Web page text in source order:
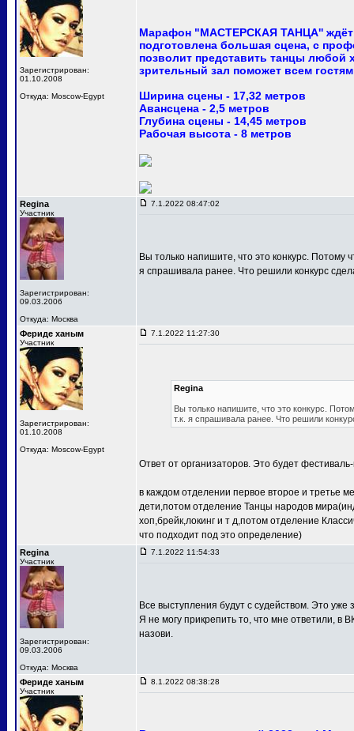
Зарегистрирован:
01.10.2008
Откуда: Moscow-Egypt
Марафон "МАСТЕРСКАЯ ТАНЦА'' ждёт
подготовлена большая сцена, с
позволит представить танцы
зрительный зал поможет всем
Ширина сцены - 17,32 метров
Авансцена - 2,5 метров
Глубина сцены - 14,45 метров
Рабочая высота - 8 метров
Regina
Участник
Зарегистрирован:
09.03.2006
Откуда: Москва
7.1.2022 08:47:02
Вы только напишите, что это конкурс. Потому
я спрашивала ранее. Что решили конкурс
Фериде ханым
Участник
Зарегистрирован:
01.10.2008
Откуда: Moscow-Egypt
7.1.2022 11:27:30
Regina
Вы только напишите, что это конкурс.
т.к. я спрашивала ранее. Что решили
Ответ от организаторов. Это будет фестиваль-
в каждом отделении первое второе и третье
дети,потом отделение Танцы народов
хоп,брейк,локинг и т д,потом отделение
что подходит под это определение)
Regina
Участник
Зарегистрирован:
09.03.2006
Откуда: Москва
7.1.2022 11:54:33
Все выступления будут с судейством. Это уже
Я не могу прикрепить то, что мне ответили, в
назови.
Фериде ханым
Участник
8.1.2022 08:38:28